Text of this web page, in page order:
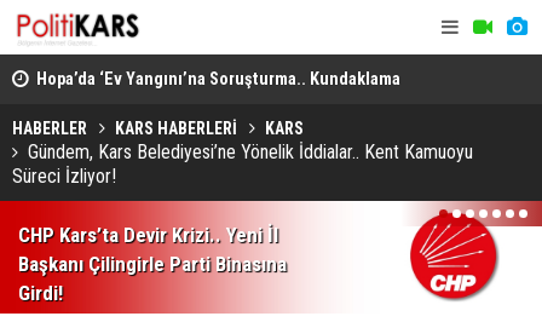
Hopa’da ‘Ev Yangını’na Soruşturma.. Kundaklama
Şüphesiyle 1 Kişi Gözaltına Alındı!
HABERLER KARS HABERLERİ KARS
Gündem, Kars Belediyesi’ne Yönelik İddialar.. Kent Kamuoyu
Süreci İzliyor!
CHP Kars’ta Devir Krizi.. Yeni İl
Başkanı Çilingirle Parti Binasına
Girdi!
1 2 3 4 5 6 7